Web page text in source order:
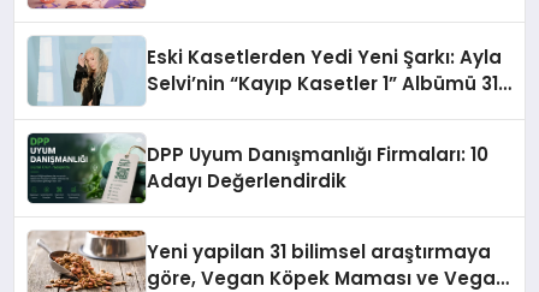
Eski Kasetlerden Yedi Yeni Şarkı: Ayla
Selvi’nin “Kayıp Kasetler 1” Albümü 31
DPP Uyum Danışmanlığı Firmaları: 10
Adayı Değerlendirdik
Yeni yapilan 31 bilimsel araştırmaya
göre, Vegan Köpek Maması ve Vegan